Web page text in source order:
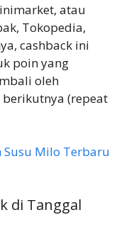
atau
Tokopedia,
cashback ini
poin yang
oleh
(repeat
Susu Milo Terbaru
di Tanggal